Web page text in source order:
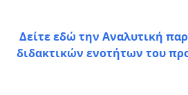
Δείτε εδώ την Αναλυτική
διδακτικών ενοτήτων του